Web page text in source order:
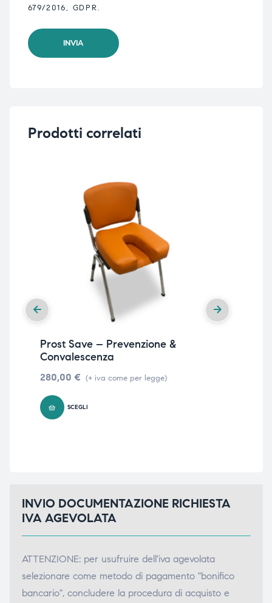
679/2016, GDPR.
Prodotti correlati
Prost Save – Prevenzione &
Convalescenza
280,00 € (+ iva come per legge)
SCEGLI
INVIO DOCUMENTAZIONE RICHIESTA
IVA AGEVOLATA
ATTENZIONE: per usufruire dell'iva agevolata
selezionare come metodo di pagamento "bonifico
bancario", concludere la procedura di acquisto e